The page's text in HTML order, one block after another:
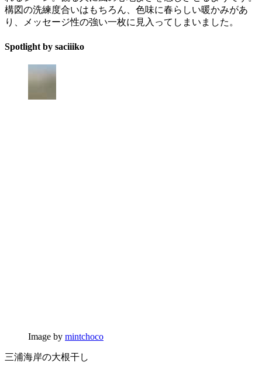
構図の洗練度合いはもちろん、色味に春らしい暖かみがあ
り、メッセージ性の強い一枚に見入ってしまいました。
Spotlight by saciiiko
Image by mintchoco
三浦海岸の大根干し